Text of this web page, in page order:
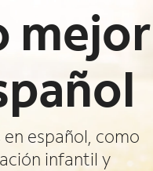
mejor
español, como
infantil y